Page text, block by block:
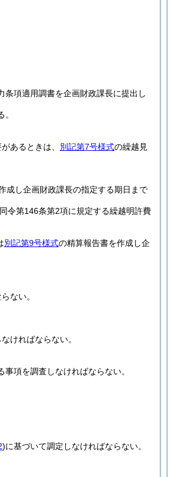
条項適用調書を企画財政課長に提出し
あるときは、 別記第7号様式の繰越見
成し企画財政課長の指定する期日まで
令第146条第2項に規定する繰越明許費
別記第9号様式の精算報告書を作成し企
ない。
ければならない。
事項を調査しなければならない。
)に基づいて調定しなければならない。